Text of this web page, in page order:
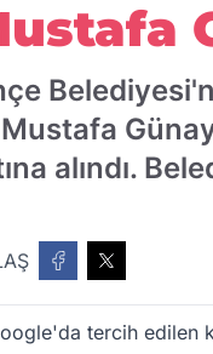
Mustafa
alındı.
tercih edilen